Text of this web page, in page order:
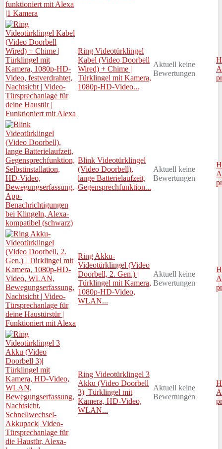
Ring Videotürklingel
Kabel (Video Doorbell
Wired) + Chime |
Türklingel mit Kamera,
1080p-HD-Video...
Aktuell keine
Bewertungen
Blink Videotürklingel
(Video Doorbell),
lange Batterielaufzeit,
Gegensprechfunktion...
Aktuell keine
Bewertungen
Ring Akku-
Videotürklingel (Video
Doorbell, 2. Gen.) |
Türklingel mit Kamera,
1080p-HD-Video,
WLAN...
Aktuell keine
Bewertungen
Ring Videotürklingel 3
Akku (Video Doorbell
3)| Türklingel mit
Kamera, HD-Video,
WLAN...
Aktuell keine
Bewertungen